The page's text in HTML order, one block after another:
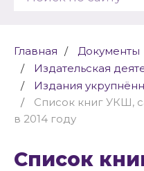
Главная
Документы
Издательская
Издания
Cписок книг УКШ,
в 2014 году
Cписок книг УКШ,